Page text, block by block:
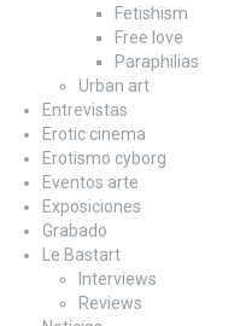
Fetishism
Free love
Paraphilias
Urban art
Entrevistas
Erotic cinema
Erotismo cyborg
Eventos arte
Exposiciones
Grabado
Le Bastart
Interviews
Reviews